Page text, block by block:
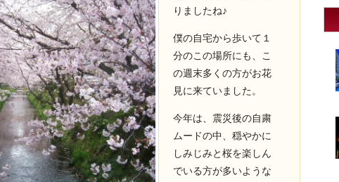
りましたね♪
僕の自宅から歩いて１
分のこの場所にも、こ
の週末多くの方がお花
見に来ていました。
今年は、震災後の自粛
ムードの中、穏やかに
しみじみと桜を楽しん
でいる方が多いような